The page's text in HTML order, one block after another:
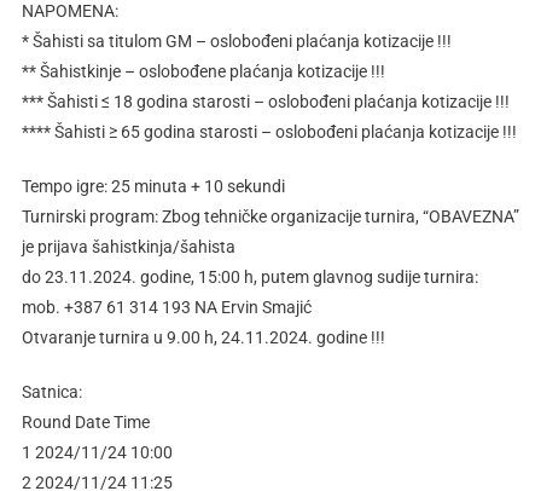
NAPOMENA:
* Šahisti sa titulom GM – oslobođeni plaćanja kotizacije !!!
** Šahistkinje – oslobođene plaćanja kotizacije !!!
*** Šahisti ≤ 18 godina starosti – oslobođeni plaćanja kotizacije !!!
**** Šahisti ≥ 65 godina starosti – oslobođeni plaćanja kotizacije !!!
Tempo igre: 25 minuta + 10 sekundi
Turnirski program: Zbog tehničke organizacije turnira, “OBAVEZNA”
je prijava šahistkinja/šahista
do 23.11.2024. godine, 15:00 h, putem glavnog sudije turnira:
mob. +387 61 314 193 NA Ervin Smajić
Otvaranje turnira u 9.00 h, 24.11.2024. godine !!!
Satnica:
Round Date Time
1 2024/11/24 10:00
2 2024/11/24 11:25